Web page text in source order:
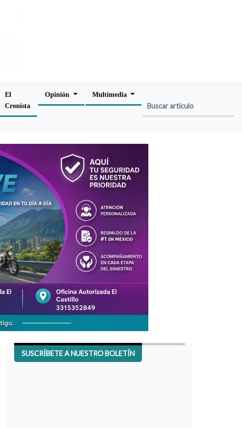
El
Cronista
Opinión Multimedia
SUSCRÍBETE A NUESTRO BOLETÍN